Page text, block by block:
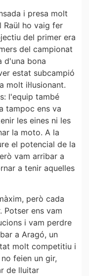
i presa molt
Raül ho vaig fer
del primer era
del campionat
d'una bona
estat subcampió
molt il·lusionant.
l'equip també
tampoc ens va
les eines ni les
la moto. A la
el potencial de la
vam arribar a
a tenir aquelles
però cada
Potser ens vam
i vam perdre
a Aragó, un
molt competitiu i
feien un gir,
de lluitar